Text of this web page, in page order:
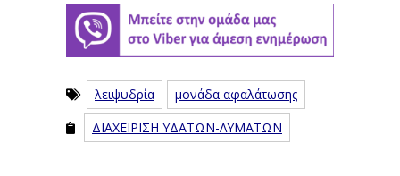
λειψυδρία
μονάδα αφαλάτωσης
ΔΙΑΧΕΙΡΙΣΗ ΥΔΑΤΩΝ-ΛΥΜΑΤΩΝ